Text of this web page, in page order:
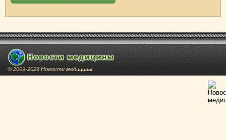
© 2009-2026 Новости медицины